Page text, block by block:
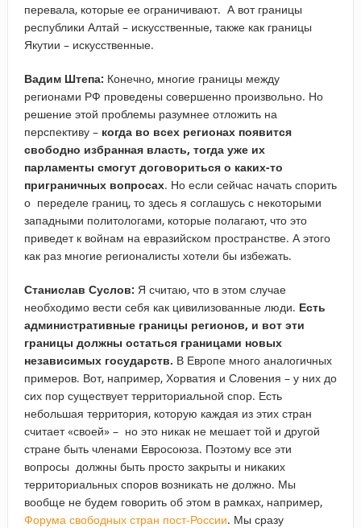
перевала, которые ее ограничивают. А вот границы
республики Алтай – искусственные, также как границы
Якутии – искусственные.
Вадим Штепа: Конечно, многие границы между
регионами РФ проведены совершенно произвольно. Но
решение этой проблемы разумнее отложить на
перспективу – когда во всех регионах появится
свободно избранная власть, тогда уже их
парламенты смогут договориться о каких-то
приграничных вопросах. Но если сейчас начать спорить
о переделе границ, то здесь я соглашусь с некоторыми
западными политологами, которые полагают, что это
приведет к войнам на евразийском пространстве. А этого
как раз многие регионалисты хотели бы избежать.
Станислав Суслов: Я считаю, что в этом случае
необходимо вести себя как цивилизованные люди. Есть
административные границы регионов, и вот эти
границы должны остаться границами новых
независимых государств. В Европе много аналогичных
примеров. Вот, например, Хорватия и Словения – у них до
сих пор существует территориальной спор. Есть
небольшая территория, которую каждая из этих стран
считает «своей» – но это никак не мешает той и другой
стране быть членами Евросоюза. Поэтому все эти
вопросы должны быть просто закрыты и никаких
территориальных споров возникать не должно. Мы
вообще не будем говорить об этом в рамках, например,
Форума свободных стран пост-России. Мы сразу